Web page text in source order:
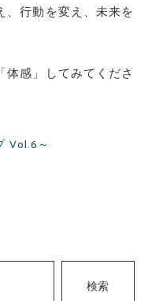
、行動を変え、未来を
感」してみてくださ
Vol.6～
検索